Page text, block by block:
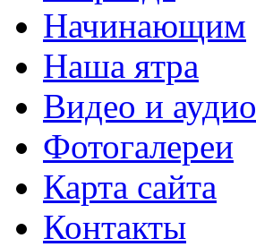
Начинающим
Наша ятра
Видео и аудио
Фотогалереи
Карта сайта
Контакты